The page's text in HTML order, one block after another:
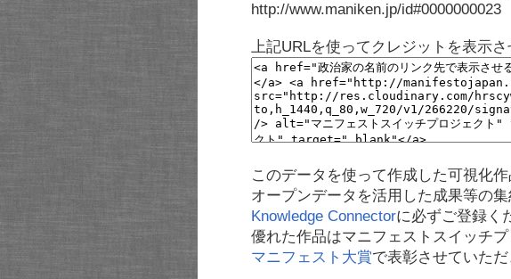
http://www.maniken.jp/id#0000000023
上記URLを使ってクレジットを表示
このデータを使って作成した可視化
オープンデータを活用した成果等の集
Knowledge Connectorに必ずご登録く
優れた作品はマニフェストスイッチ
マニフェスト大賞で表彰させていただ